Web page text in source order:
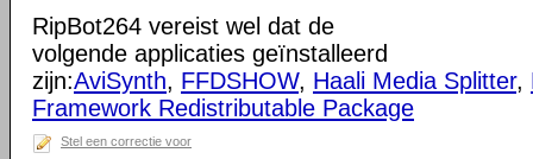
RipBot264 vereist wel dat de
volgende applicaties geïnstalleerd
zijn:AviSynth, FFDSHOW, Haali Media Splitter,
Framework Redistributable Package
Stel een correctie voor